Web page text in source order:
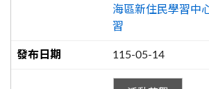
海區新住民學習中
習
115-05-14